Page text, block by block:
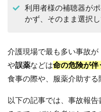
利用者様の補聴器が
かず、そのまま選択
介護現場で最も多い事故が
や誤薬などは命の危険が伴
食事の際や、服薬介助する
以下の記事では、事故報